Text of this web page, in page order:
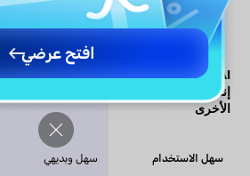
UPDF AI مقابل أدوات
إنشاء المراجعات الأدبية
الأخرى
UPDF AI
سهل الاستخدام سهل وبديهي
افتح عرضي